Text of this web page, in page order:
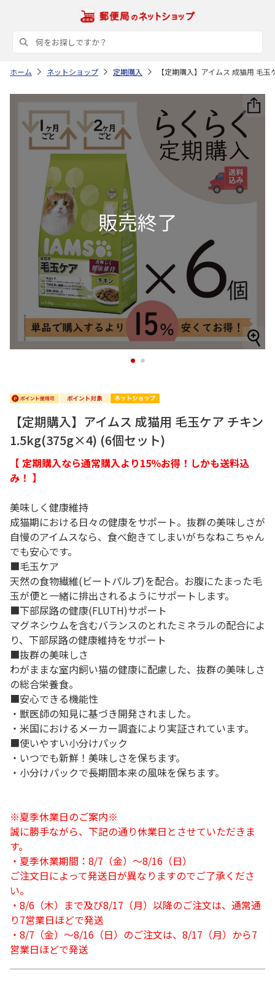
ホーム ネットショップ 定期購入 【定期購入】アイムス 成猫用 毛
1 2
【定期購入】アイムス 成猫用 毛玉ケア チキン
1.5kg(375g×4) (6個セット)
【 定期購入なら通常購入より15％お得！しかも送料込
み！ 】
美味しく健康維持
成猫期における日々の健康をサポート。抜群の美味しさが
自慢のアイムスなら、食べ飽きてしまいがちなねこちゃん
でも安心です。
■毛玉ケア
天然の食物繊維(ビートパルプ)を配合。お腹にたまった毛
玉が便と一緒に排出されるようにサポートします。
■下部尿路の健康(FLUTH)サポート
マグネシウムを含むバランスのとれたミネラルの配合によ
り、下部尿路の健康維持をサポート
■抜群の美味しさ
わがままな室内飼い猫の健康に配慮した、抜群の美味しさ
の総合栄養食。
■安心できる機能性
・獣医師の知見に基づき開発されました。
・米国におけるメーカー調査により実証されています。
■使いやすい小分けパック
・いつでも新鮮！美味しさを保ちます。
・小分けパックで長期間本来の風味を保ちます。
※夏季休業日のご案内※
誠に勝手ながら、下記の通り休業日とさせていただきま
す。
・夏季休業期間：8/7（金）～8/16（日）
ご注文日によって発送日が異なりますのでご了承くださ
い。
・8/6（木）まで及び8/17（月）以降のご注文は、通常通
り7営業日ほどで発送
・8/7（金）～8/16（日）のご注文は、8/17（月）から7
営業日ほどで発送